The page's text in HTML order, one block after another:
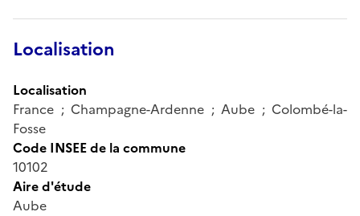
Localisation
Localisation
France ; Champagne-Ardenne ; Aube ; Colombé-la-
Fosse
Code INSEE de la commune
10102
Aire d'étude
Aube